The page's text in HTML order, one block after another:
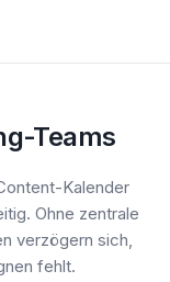
Teams
Kalender
Ohne zentrale
verzögern sich,
fehlt.